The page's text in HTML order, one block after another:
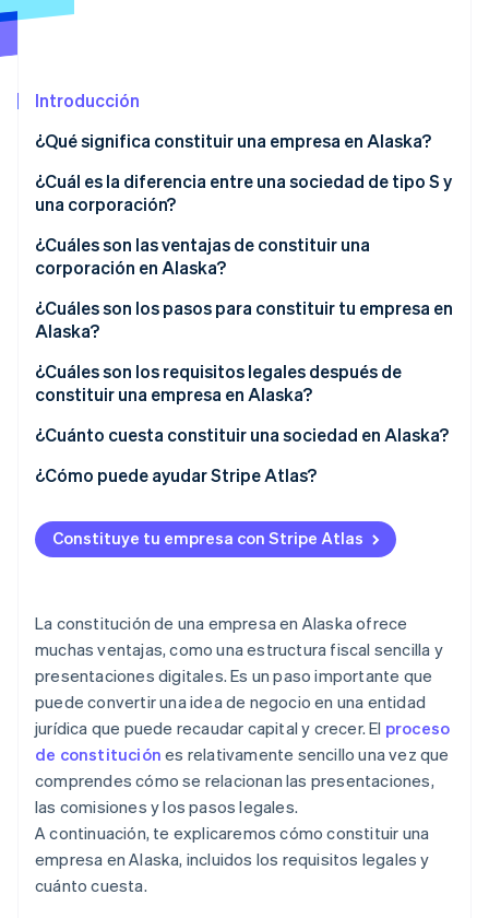
Constitución de una startup
Climate
Eliminación de dióxido de carbono
Identity
Verificación de identidad en línea
Sesiones de Stripe 2026
Mirar ahora
Stripe App Marketplace
Introducción
¿Qué significa constituir una empresa en Alaska?
¿Cuál es la diferencia entre una sociedad de tipo S y
una corporación?
Corporación
Sociedad de tipo S
¿Cuáles son las ventajas de constituir una
corporación en Alaska?
Protección de nombres más sólida en todo el
estado
Presentaciones simples y unificadas
Fricción fiscal mínima
¿Cuáles son los pasos para constituir tu empresa en
Alaska?
Elige y limpia tu nombre
Designa a un agente registrado en Alaska
Celebra una asamblea de organización
Obtén tu licencia comercial en Alaska
Comprende las obligaciones locales del impuesto
sobre las ventas
Presenta tu informe bienal
Elegir estado de sociedad de tipo S, si cumples con
los requisitos
¿Cuáles son los requisitos legales después de
constituir una empresa en Alaska?
Mantén el gobierno corporativo interno en orden
Presenta informes continuos
Cumple con las licencias comerciales estatales
¿Cuánto cuesta constituir una sociedad en Alaska?
¿Cómo puede ayudar Stripe Atlas?
Solicitud de ingreso a Atlas
Aceptación de pagos y operaciones bancarias antes
Compra de acciones para fundadores sin dinero en
efectivo
Declaración automática de la elección de
impuestos 83(b)
Documentos legales de empresas de primer nivel
Un año gratis de Stripe Payments, más $50,000 en
créditos y descuentos para socios
Constituye tu empresa con Stripe Atlas
La constitución de una empresa en Alaska ofrece
muchas ventajas, como una estructura fiscal sencilla y
presentaciones digitales. Es un paso importante que
puede convertir una idea de negocio en una entidad
jurídica que puede recaudar capital y crecer. El proceso
de constitución es relativamente sencillo una vez que
comprendes cómo se relacionan las presentaciones,
las comisiones y los pasos legales.
A continuación, te explicaremos cómo constituir una
empresa en Alaska, incluidos los requisitos legales y
cuánto cuesta.